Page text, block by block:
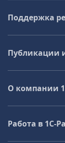
Поддержка
Публикации
О компании
Работа в